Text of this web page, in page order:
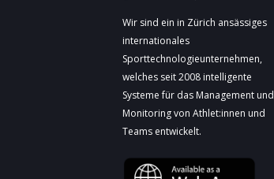
Wir sind ein in Zürich ansässiges
internationales
Sporttechnologieunternehmen,
welches seit 2008 intelligente
Systeme für das Management und
Monitoring von Athlet:innen und
Teams entwickelt.